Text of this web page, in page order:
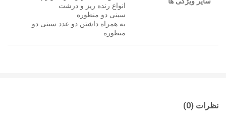
انواع رنده ریز و درشت
سینی دو منظوره
به همراه داشتن دو عدد سینی دو
منظوره
نظرات (0)